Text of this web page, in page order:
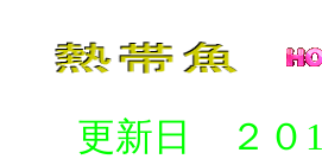
更新日 ２０